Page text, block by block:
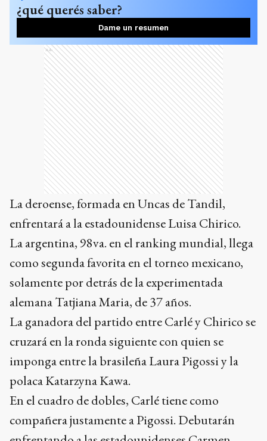
¿qué querés saber?
Dame un resumen
Ads
La deroense, formada en Uncas de Tandil,
enfrentará a la estadounidense Luisa Chirico.
La argentina, 98va. en el ranking mundial, llega
como segunda favorita en el torneo mexicano,
solamente por detrás de la experimentada
alemana Tatjiana Maria, de 37 años.
La ganadora del partido entre Carlé y Chirico se
cruzará en la ronda siguiente con quien se
imponga entre la brasileña Laura Pigossi y la
polaca Katarzyna Kawa.
En el cuadro de dobles, Carlé tiene como
compañera justamente a Pigossi. Debutarán